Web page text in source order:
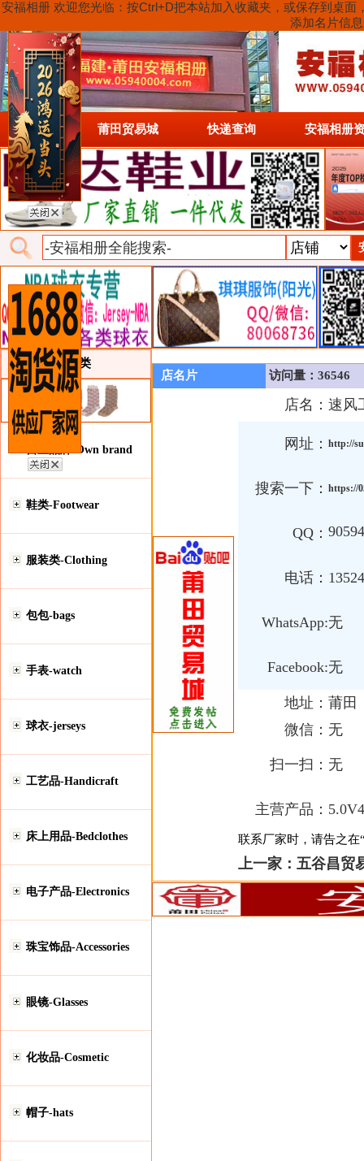
安福相册 欢迎您光临：按Ctrl+D把本站加入收藏夹，或保存到桌
添加名片信
首页 莆田贸易城 快递查询 安福相册
类目详细分类
自主品牌-Own brand
鞋类-Footwear
服装类-Clothing
包包-bags
手表-watch
球衣-jerseys
工艺品-Handicraft
床上用品-Bedclothes
电子产品-Electronics
珠宝饰品-Accessories
眼镜-Glasses
化妆品-Cosmetic
帽子-hats
店名片 访问量：36546
店名： 速风
网址： http://
搜索一下： https://
QQ：
电话：
WhatsApp:无
Facebook:无
地址： 莆田
微信： 无
扫一扫： 无
主营产品：
联系厂家时，请告之在
上一家： 五谷昌贸